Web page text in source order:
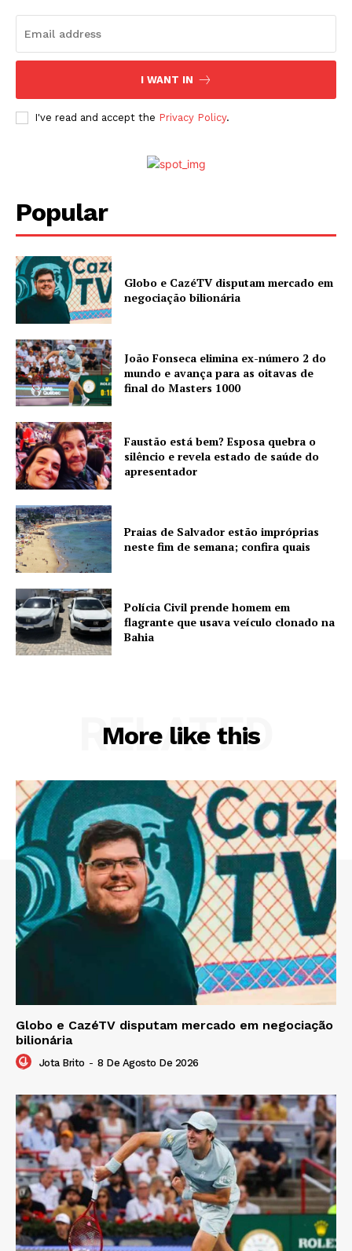
I WANT IN
I've read and accept the Privacy Policy.
Popular
Globo e CazéTV disputam mercado em
negociação bilionária
João Fonseca elimina ex-número 2 do
mundo e avança para as oitavas de
final do Masters 1000
Faustão está bem? Esposa quebra o
silêncio e revela estado de saúde do
apresentador
Praias de Salvador estão impróprias
neste fim de semana; confira quais
Polícia Civil prende homem em
flagrante que usava veículo clonado na
Bahia
More like this
RELATED
Globo e CazéTV disputam mercado em negociação
bilionária
Jota Brito - 8 De Agosto De 2026